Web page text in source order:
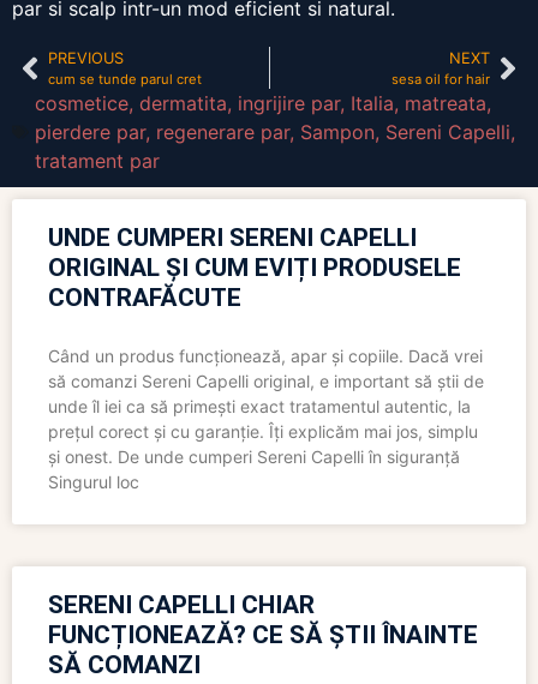
par si scalp intr-un mod eficient si natural.
PREVIOUS
cum se tunde parul cret
NEXT
sesa oil for hair
cosmetice, dermatita, ingrijire par, Italia, matreata,
pierdere par, regenerare par, Sampon, Sereni Capelli,
tratament par
UNDE CUMPERI SERENI CAPELLI
ORIGINAL ȘI CUM EVIȚI PRODUSELE
CONTRAFĂCUTE
Când un produs funcționează, apar și copiile. Dacă vrei
să comanzi Sereni Capelli original, e important să știi de
unde îl iei ca să primești exact tratamentul autentic, la
prețul corect și cu garanție. Îți explicăm mai jos, simplu
și onest. De unde cumperi Sereni Capelli în siguranță
Singurul loc
SERENI CAPELLI CHIAR
FUNCȚIONEAZĂ? CE SĂ ȘTII ÎNAINTE
SĂ COMANZI